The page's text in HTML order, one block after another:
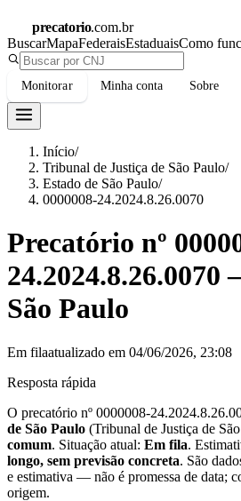
precatorio.com.br
BuscarMapaFederaisEstaduaisComo
Monitorar Minha conta Sobre
Início/
Tribunal de Justiça de São Paulo/
Estado de São Paulo/
0000008-24.2024.8.26.0070
Precatório nº
24.2024.8.26.0070
São Paulo
Em filaatualizado em 04/06/2026, 23:08
Resposta rápida
O precatório nº 0000008-
de São Paulo (Tribunal de Justiça de
comum. Situação atual: Em fila.
longo, sem previsão concreta. São
e estimativa — não é promessa de data;
origem.